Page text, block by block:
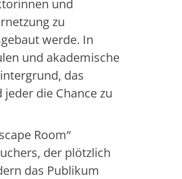
und
zu
werde. In
und akademische
das
die Chance zu
Room“
der plötzlich
das Publikum